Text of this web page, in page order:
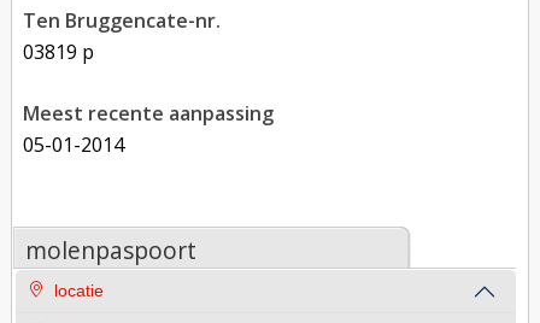
Ten Bruggencate-nr.
03819 p
Meest recente aanpassing
05-01-2014
molenpaspoort
locatie